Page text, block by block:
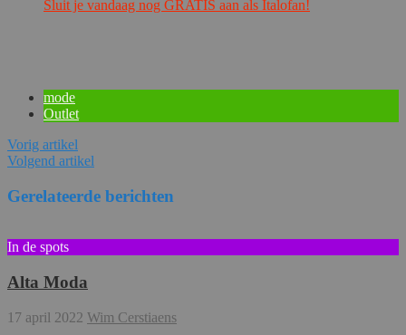
Sluit je vandaag nog GRATIS aan als Italofan!
mode
Outlet
Vorig artikel
Volgend artikel
Gerelateerde berichten
In de spots
Alta Moda
17 april 2022 Wim Cerstiaens